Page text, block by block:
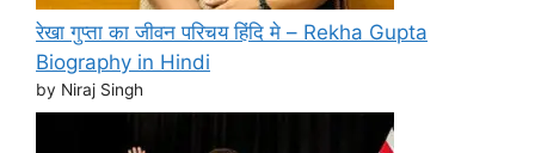
रेखा गुप्ता का जीवन परिचय हिंदि मे – Rekha Gupta
Biography in Hindi
by Niraj Singh